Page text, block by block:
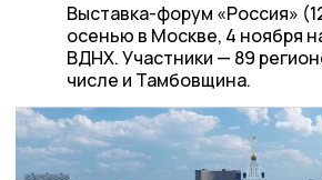
Выставка-форум «Россия»
осенью в Москве, 4 ноября
ВДНХ. Участники — 89
числе и Тамбовщина.